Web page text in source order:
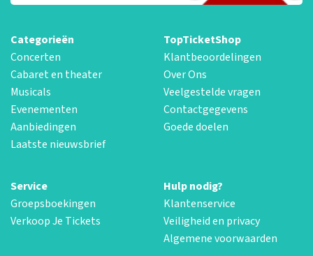
Categorieën
Concerten
Cabaret en theater
Musicals
Evenementen
Aanbiedingen
Laatste nieuwsbrief
TopTicketShop
Klantbeoordelingen
Over Ons
Veelgestelde vragen
Contactgegevens
Goede doelen
Service
Groepsboekingen
Verkoop Je Tickets
Hulp nodig?
Klantenservice
Veiligheid en privacy
Algemene voorwaarden